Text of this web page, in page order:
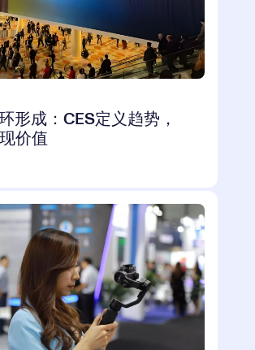
形成：CES定义趋势，
价值